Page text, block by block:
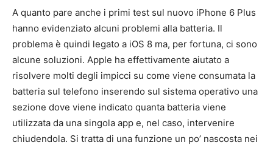
A quanto pare anche i primi test sul nuovo iPhone 6 Plus
hanno evidenziato alcuni problemi alla batteria. Il
problema è quindi legato a iOS 8 ma, per fortuna, ci sono
alcune soluzioni. Apple ha effettivamente aiutato a
risolvere molti degli impicci su come viene consumata la
batteria sul telefono inserendo sul sistema operativo una
sezione dove viene indicato quanta batteria viene
utilizzata da una singola app e, nel caso, intervenire
chiudendola. Si tratta di una funzione un po’ nascosta nei